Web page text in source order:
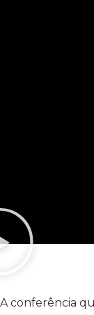
A conferência